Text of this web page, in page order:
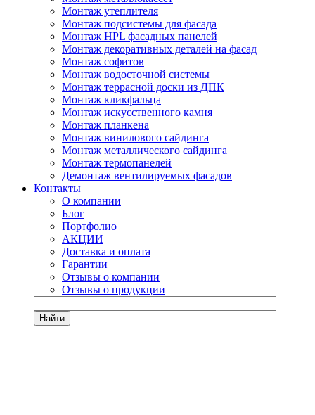
Монтаж утеплителя
Монтаж подсистемы для фасада
Монтаж HPL фасадных панелей
Монтаж декоративных деталей на фасад
Монтаж софитов
Монтаж водосточной системы
Монтаж террасной доски из ДПК
Монтаж кликфальца
Монтаж искусственного камня
Монтаж планкена
Монтаж винилового сайдинга
Монтаж металлического сайдинга
Монтаж термопанелей
Демонтаж вентилируемых фасадов
Контакты
О компании
Блог
Портфолио
АКЦИИ
Доставка и оплата
Гарантии
Отзывы о компании
Отзывы о продукции
Найти